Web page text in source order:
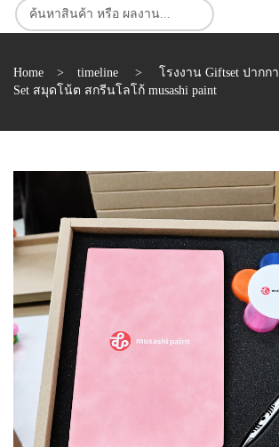
หน้าแรก
ปากกาพลาสติก
ปากกาตั้งโต๊ะ
ปากกา USB
ปากกาหมึกซึม
ปากกาทัชสกรีน
ปากกาลบได้ NEW
ปากกาเคมี
ปากกา Quantum
ดินสอไม้
สินค้าสต็อก
เกี่ยวกับเรา
วิธีการชำระเงิน
โชว์รูม
ขอใบเสนอราคา
Home > timeline > โรงงาน Giftset ปากกา
Set สมุดโน้ต สกรีนโลโก้ musashi paint